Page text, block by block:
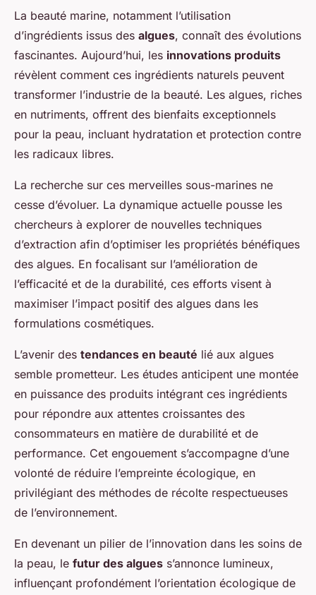
La beauté marine, notamment l’utilisation
d’ingrédients issus des algues, connaît des évolutions
fascinantes. Aujourd’hui, les innovations produits
révèlent comment ces ingrédients naturels peuvent
transformer l’industrie de la beauté. Les algues, riches
en nutriments, offrent des bienfaits exceptionnels
pour la peau, incluant hydratation et protection contre
les radicaux libres.
La recherche sur ces merveilles sous-marines ne
cesse d’évoluer. La dynamique actuelle pousse les
chercheurs à explorer de nouvelles techniques
d’extraction afin d’optimiser les propriétés bénéfiques
des algues. En focalisant sur l’amélioration de
l’efficacité et de la durabilité, ces efforts visent à
maximiser l’impact positif des algues dans les
formulations cosmétiques.
L’avenir des tendances en beauté lié aux algues
semble prometteur. Les études anticipent une montée
en puissance des produits intégrant ces ingrédients
pour répondre aux attentes croissantes des
consommateurs en matière de durabilité et de
performance. Cet engouement s’accompagne d’une
volonté de réduire l’empreinte écologique, en
privilégiant des méthodes de récolte respectueuses
de l’environnement.
En devenant un pilier de l’innovation dans les soins de
la peau, le futur des algues s’annonce lumineux,
influençant profondément l’orientation écologique de